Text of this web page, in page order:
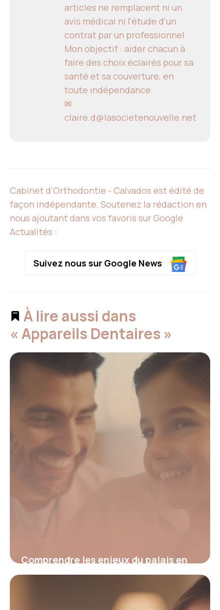
articles ne remplacent ni un
avis médical ni l'étude d'un
contrat par un professionnel.
Mon objectif : aider chacun à
faire des choix éclairés pour sa
santé et sa couverture, en
toute indépendance.
✉
claire.d@lasocietenouvelle.net
Cabinet d'Orthodontie - Calvados est édité de
façon indépendante. Soutenez la rédaction en
nous ajoutant dans vos favoris sur Google
Actualités :
Suivez nous sur Google News
À lire aussi dans
« Appareils Dentaires »
Comprendre les enjeux du palais en
orthodontie : solutions et innovations
pour un sourire harmonieux